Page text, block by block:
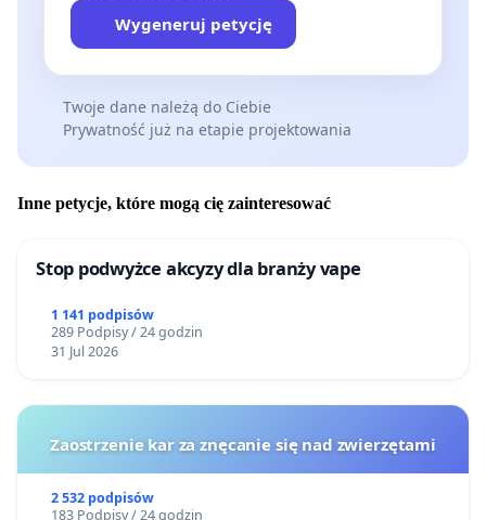
Wygeneruj petycję
Twoje dane należą do Ciebie
Prywatność już na etapie projektowania
Inne petycje, które mogą cię zainteresować
Stop podwyżce akcyzy dla branży vape
1 141 podpisów
289 Podpisy / 24 godzin
31 Jul 2026
Zaostrzenie kar za znęcanie się nad zwierzętami
2 532 podpisów
183 Podpisy / 24 godzin